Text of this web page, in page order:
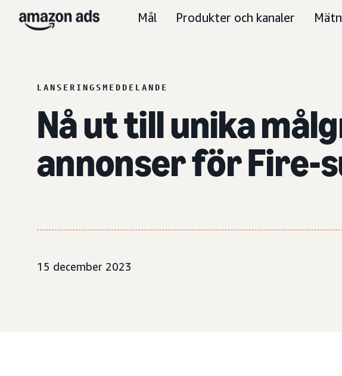
Mål Produkter och kanaler
LANSERINGSMEDDELANDE
Nå ut till unika
annonser för Fire-
15 december 2023